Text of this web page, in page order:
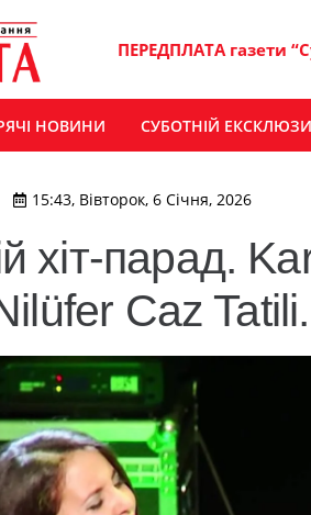
ПЕРЕДПЛАТА газети
НОВИНИ СУБОТНІЙ
15:43, Вівторок, 6 Січня, 2026
хіт-парад.
Caz